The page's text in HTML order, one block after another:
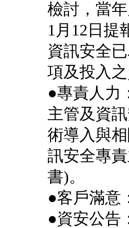
檢討，當
1月12日提
資訊安全
項及投入
●專責人力
主管及資
術導入與
訊安全專
書)。
●客戶滿意
●資安公告